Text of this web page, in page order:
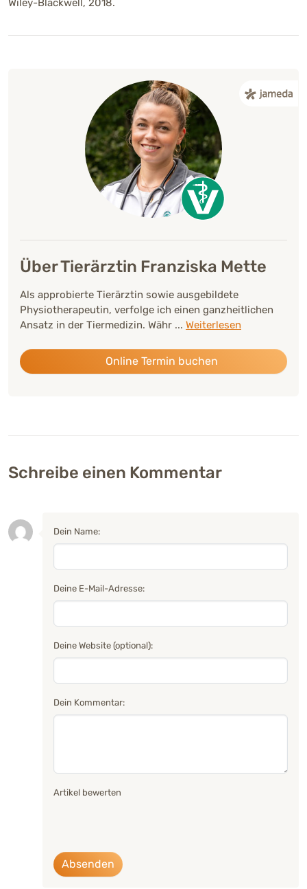
Wiley-Blackwell, 2018.
Über Tierärztin Franziska Mette
Als approbierte Tierärztin sowie ausgebildete
Physiotherapeutin, verfolge ich einen ganzheitlichen
Ansatz in der Tiermedizin. Währ ... Weiterlesen
Online Termin buchen
Schreibe einen Kommentar
Dein Name:
Deine E-Mail-Adresse:
Deine Website (optional):
Dein Kommentar:
Artikel bewerten
Absenden